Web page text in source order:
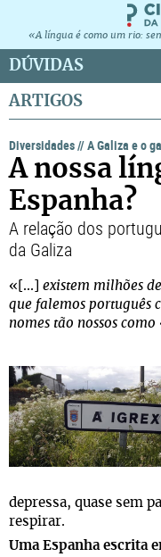
«A língua é como um rio:
DÚVIDAS
ARTIGOS
Diversidades//A Galiza e o
A nossa
Espanha?
A relação dos
da Galiza
«[...] existem milhões
que falemos português
nomes tão nossos
depressa, quase sem
respirar.
Uma Espanha escrita